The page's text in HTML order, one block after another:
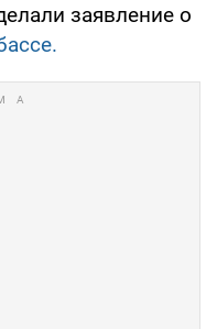
заявление о